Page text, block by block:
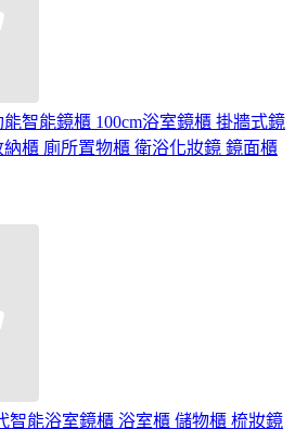
智能鏡櫃 100cm浴室鏡櫃 掛牆式鏡
櫃 廁所置物櫃 衛浴化妝鏡 鏡面櫃
智能浴室鏡櫃 浴室櫃 儲物櫃 梳妝鏡